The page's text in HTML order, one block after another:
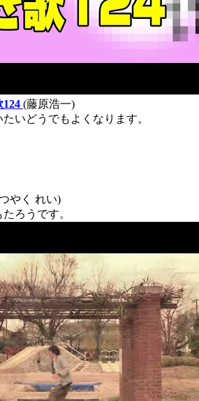
(藤原浩一)
いどうでもよくなります。
やく れい)
ろうです。